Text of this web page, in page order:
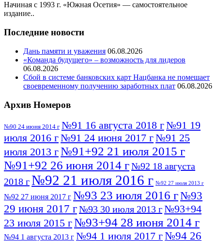
Начиная с 1993 г. «Южная Осетия» — самостоятельное
издание..
Последние новости
Дань памяти и уважения 06.08.2026
«Команда будущего» – возможность для лидеров
06.08.2026
Сбой в системе банковских карт Нацбанка не помешает
своевременному получению заработных плат 06.08.2026
Архив Номеров
№90 24 июня 2014 г №91 16 августа 2018 г№91 19
июля 2016 г№91 24 июня 2017 г№91 25
июля 2013 г№91+92 21 июля 2015 г
№91+92 26 июня 2014 г№92 18 августа
2018 г№92 21 июля 2016 г №92 27 июля 2013 г
№92 27 июня 2017 г №93 23 июля 2016 г№93
29 июня 2017 г№93 30 июля 2013 г№93+94
23 июля 2015 г№93+94 28 июня 2014 г
№94 1 августа 2013 г №94 1 июля 2017 г№94 26